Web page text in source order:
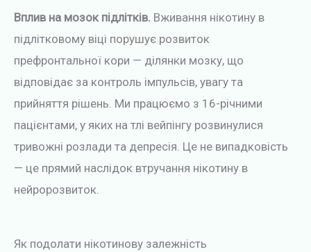
Вплив на мозок підлітків. Вживання нікотину в
підлітковому віці порушує розвиток
префронтальної кори — ділянки мозку, що
відповідає за контроль імпульсів, увагу та
прийняття рішень. Ми працюємо з 16-річними
пацієнтами, у яких на тлі вейпінгу розвинулися
тривожні розлади та депресія. Це не випадковість
— це прямий наслідок втручання нікотину в
нейророзвиток.
Як подолати нікотинову залежність